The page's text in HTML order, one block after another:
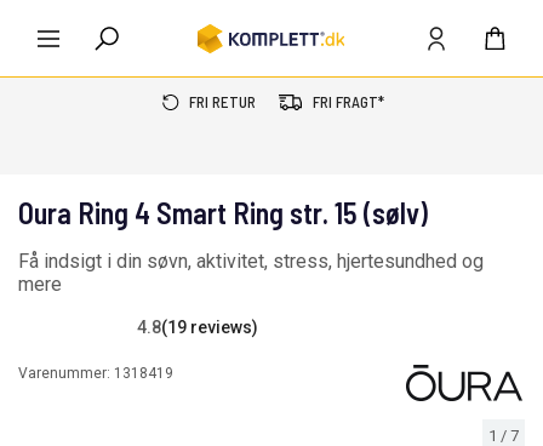
FRI RETUR FRI FRAGT*
1 / 7
Oura Ring 4 Smart Ring str. 15 (sølv)
Få indsigt i din søvn, aktivitet, stress, hjertesundhed og
mere
4.8(19 reviews)
Varenummer: 1318419